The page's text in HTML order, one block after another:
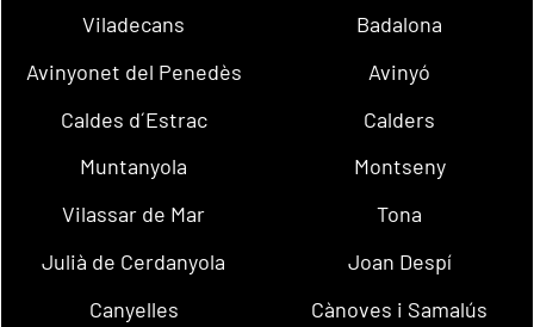
Viladecans
Badalona
Avinyonet del Penedès
Avinyó
Caldes d´Estrac
Calders
Muntanyola
Montseny
Vilassar de Mar
Tona
Julià de Cerdanyola
Joan Despí
Canyelles
Cànoves i Samalús